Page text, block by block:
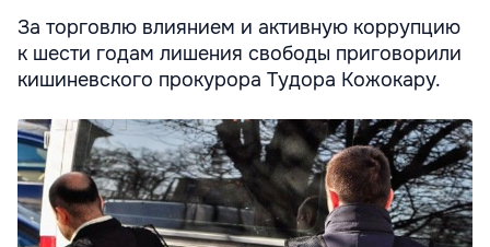
За торговлю влиянием и активную коррупцию
к шести годам лишения свободы приговорили
кишиневского прокурора Тудора Кожокару.